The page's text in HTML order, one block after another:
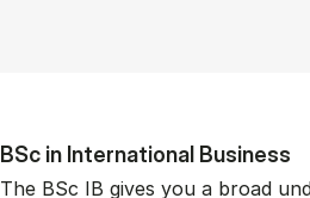
BSc in In­ter­na­tion­al Busi­ness
The BSc IB gives you a broad